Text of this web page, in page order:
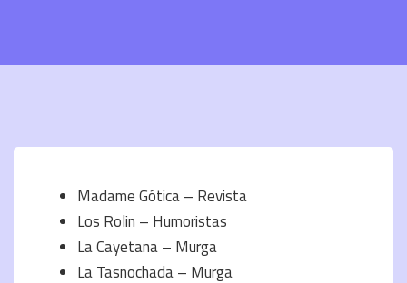
Madame Gótica – Revista
Los Rolin – Humoristas
La Cayetana – Murga
La Tasnochada – Murga